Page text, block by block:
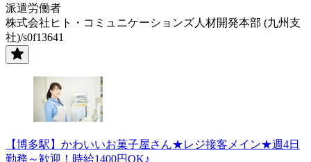
派遣労働者
株式会社ヒト・コミュニケーションズ人材開発本部 (九州支
社)/s0f13641
【博多駅】かわいいお菓子屋さん★レジ接客メイン★週4日
勤務～歓迎！時給1400円OK♪